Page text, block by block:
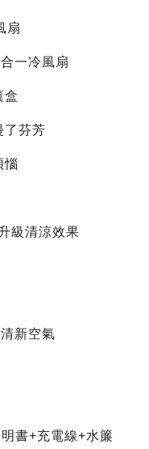
扇
一冷風扇
盒
了芬芳
惱
級清涼效果
新空氣
書+充電線+水簾